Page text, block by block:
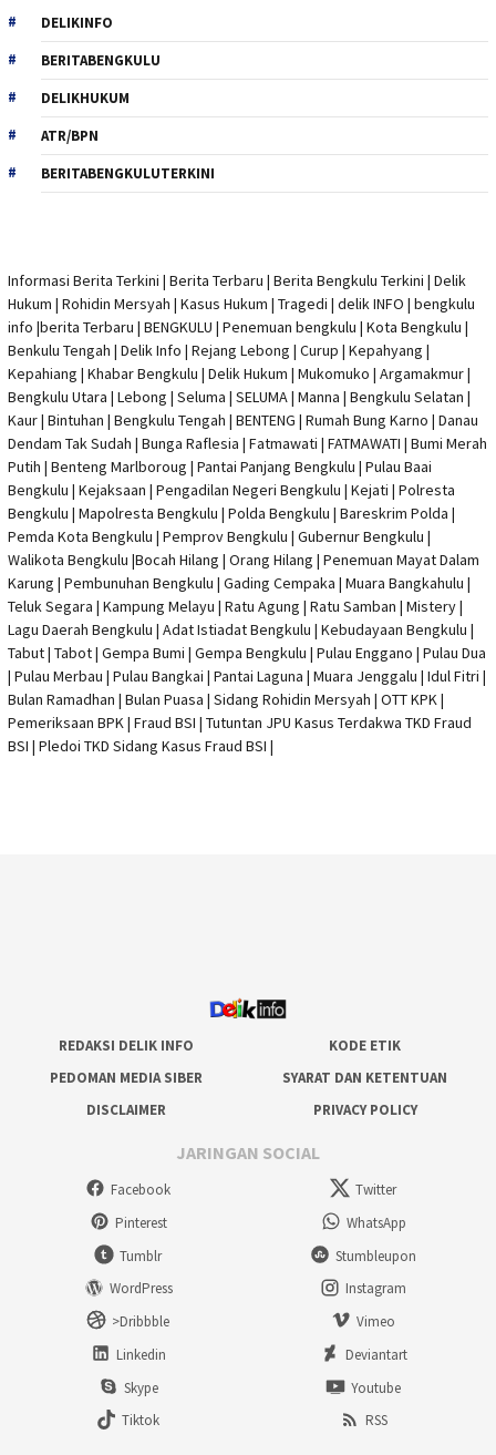
DELIKINFO
BERITABENGKULU
DELIKHUKUM
ATR/BPN
BERITABENGKULUTERKINI
Informasi Berita Terkini | Berita Terbaru | Berita Bengkulu Terkini | Delik
Hukum | Rohidin Mersyah | Kasus Hukum | Tragedi | delik INFO | bengkulu
info |berita Terbaru | BENGKULU | Penemuan bengkulu | Kota Bengkulu |
Benkulu Tengah | Delik Info | Rejang Lebong | Curup | Kepahyang |
Kepahiang | Khabar Bengkulu | Delik Hukum | Mukomuko | Argamakmur |
Bengkulu Utara | Lebong | Seluma | SELUMA | Manna | Bengkulu Selatan |
Kaur | Bintuhan | Bengkulu Tengah | BENTENG | Rumah Bung Karno | Danau
Dendam Tak Sudah | Bunga Raflesia | Fatmawati | FATMAWATI | Bumi Merah
Putih | Benteng Marlboroug | Pantai Panjang Bengkulu | Pulau Baai
Bengkulu | Kejaksaan | Pengadilan Negeri Bengkulu | Kejati | Polresta
Bengkulu | Mapolresta Bengkulu | Polda Bengkulu | Bareskrim Polda |
Pemda Kota Bengkulu | Pemprov Bengkulu | Gubernur Bengkulu |
Walikota Bengkulu |Bocah Hilang | Orang Hilang | Penemuan Mayat Dalam
Karung | Pembunuhan Bengkulu | Gading Cempaka | Muara Bangkahulu |
Teluk Segara | Kampung Melayu | Ratu Agung | Ratu Samban | Mistery |
Lagu Daerah Bengkulu | Adat Istiadat Bengkulu | Kebudayaan Bengkulu |
Tabut | Tabot | Gempa Bumi | Gempa Bengkulu | Pulau Enggano | Pulau Dua
| Pulau Merbau | Pulau Bangkai | Pantai Laguna | Muara Jenggalu | Idul Fitri |
Bulan Ramadhan | Bulan Puasa | Sidang Rohidin Mersyah | OTT KPK|
Pemeriksaan BPK | Fraud BSI | Tutuntan JPU Kasus Terdakwa TKD Fraud
BSI | Pledoi TKD Sidang Kasus Fraud BSI |
REDAKSI DELIK INFO
KODE ETIK
PEDOMAN MEDIA SIBER
SYARAT DAN KETENTUAN
DISCLAIMER
PRIVACY POLICY
JARINGAN SOCIAL
Facebook
Twitter
Pinterest
WhatsApp
Tumblr
Stumbleupon
WordPress
Instagram
>Dribbble
Vimeo
Linkedin
Deviantart
Skype
Youtube
Tiktok
RSS